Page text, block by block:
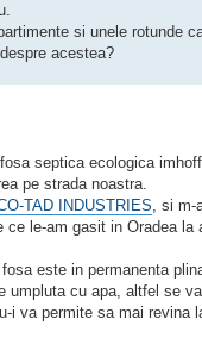
si unele rotunde
acestea?
septica ecologica
pe strada noastra.
TAD INDUSTRIES , si
ce le-am gasit in Oradea la
este in permanenta
umpluta cu apa, altfel se
i va permite sa mai revina